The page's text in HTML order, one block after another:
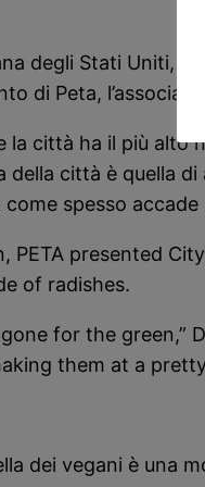
degli Stati Uniti, e
di Peta,
la città ha il più
della città è quella
spesso
PETA presented
of radishes.
for the green,”
them at a
dei vegani è una